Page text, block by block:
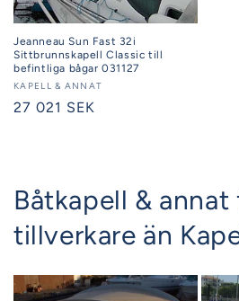
Jeanneau Sun Fast 32i
Sittbrunnskapell Classic till
befintliga bågar 031127
Säljare:
KAPELL & ANNAT
Ordinarie
27 021 SEK
Båtkapell & annat
tillverkare än